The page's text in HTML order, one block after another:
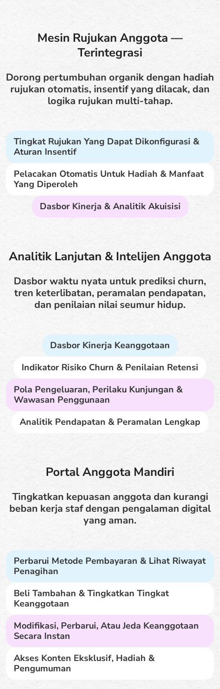
Mesin Rujukan Anggota —
Terintegrasi
Dorong pertumbuhan organik dengan hadiah
rujukan otomatis, insentif yang dilacak, dan
logika rujukan multi-tahap.
Tingkat Rujukan Yang Dapat Dikonfigurasi &
Aturan Insentif
Pelacakan Otomatis Untuk Hadiah & Manfaat
Yang Diperoleh
Dasbor Kinerja & Analitik Akuisisi
Analitik Lanjutan & Intelijen Anggota
Dasbor waktu nyata untuk prediksi churn,
tren keterlibatan, peramalan pendapatan,
dan penilaian nilai seumur hidup.
Dasbor Kinerja Keanggotaan
Indikator Risiko Churn & Penilaian Retensi
Pola Pengeluaran, Perilaku Kunjungan &
Wawasan Penggunaan
Analitik Pendapatan & Peramalan Lengkap
Portal Anggota Mandiri
Tingkatkan kepuasan anggota dan kurangi
beban kerja staf dengan pengalaman digital
yang aman.
Perbarui Metode Pembayaran & Lihat Riwayat
Penagihan
Beli Tambahan & Tingkatkan Tingkat
Keanggotaan
Modifikasi, Perbarui, Atau Jeda Keanggotaan
Secara Instan
Akses Konten Eksklusif, Hadiah &
Pengumuman